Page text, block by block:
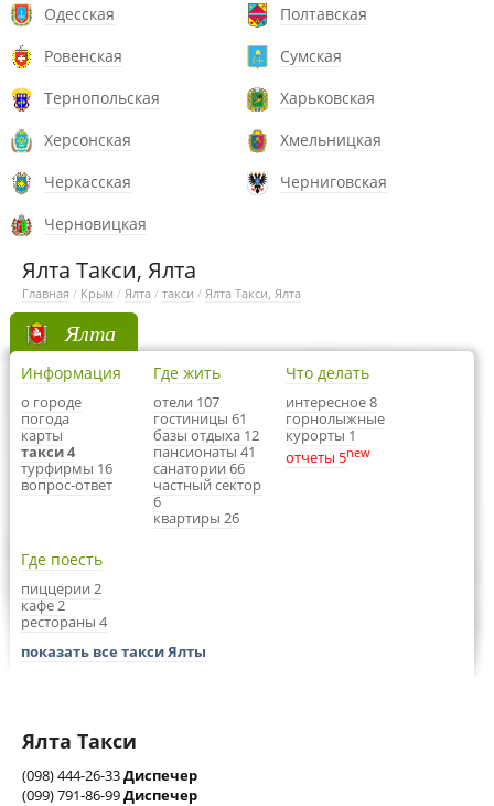
Одесская
Полтавская
Ровенская
Сумская
Тернопольская
Харьковская
Херсонская
Хмельницкая
Черкасская
Черниговская
Черновицкая
Ялта Такси, Ялта
Главная / Крым / Ялта / такси / Ялта Такси, Ялта
Ялта
Информация
о городе
погода
карты
такси 4
турфирмы 16
вопрос-ответ
Где жить
отели 107
гостиницы 61
базы отдыха 12
пансионаты 41
санатории 66
частный сектор
6
квартиры 26
Что делать
интересное 8
горнолыжные
курорты 1
отчеты 5new
Где поесть
пиццерии 2
кафе 2
рестораны 4
показать все такси Ялты
Ялта Такси
(098) 444-26-33Диспечер
(099) 791-86-99Диспечер